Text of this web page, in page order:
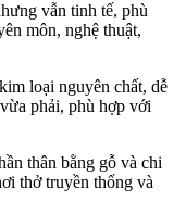
vẫn tinh tế, phù
môn, nghệ thuật,
loại nguyên chất, dễ
phải, phù hợp với
thân bằng gỗ và chi
thở truyền thống và